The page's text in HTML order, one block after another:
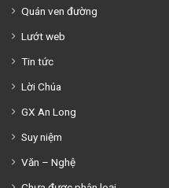
Quán ven đường
Lướt web
Tin tức
Lời Chúa
GX An Long
Suy niệm
Văn – Nghệ